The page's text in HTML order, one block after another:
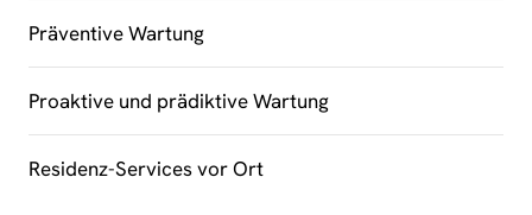
Präventive Wartung
Proaktive und prädiktive Wartung
Residenz-Services vor Ort